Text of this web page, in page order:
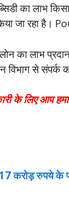
का लाभ
किया जा रहा
का लाभ
विभाग से संपर्क
के लिए आप
करोड़ रुपये के